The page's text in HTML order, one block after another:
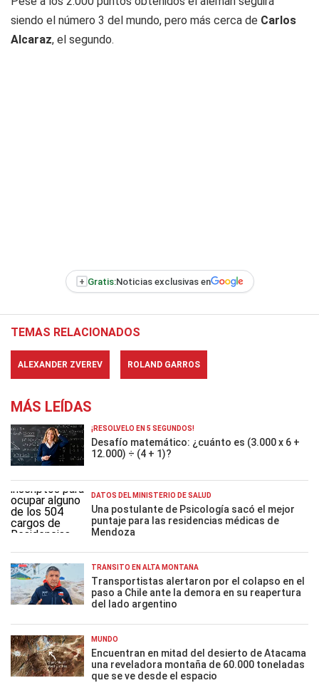
siendo el número 3 del mundo, pero más cerca de Carlos
Alcaraz, el segundo.
+ Gratis:Noticias exclusivas en
TEMAS RELACIONADOS
ALEXANDER ZVEREV ROLAND GARROS
MÁS LEÍDAS
¡RESOLVELO EN 5 SEGUNDOS!
Desafío matemático: ¿cuánto es (3.000 x 6 +
12.000) ÷ (4 + 1)?
DATOS DEL MINISTERIO DE SALUD
Una postulante de Psicología sacó el mejor
puntaje para las residencias médicas de
Mendoza
TRÁNSITO EN ALTA MONTAÑA
Transportistas alertaron por el colapso en el
paso a Chile ante la demora en su reapertura
del lado argentino
MUNDO
Encuentran en mitad del desierto de Atacama
una reveladora montaña de 60.000 toneladas
que se ve desde el espacio